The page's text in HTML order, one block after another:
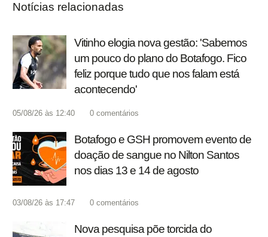
Notícias relacionadas
Vitinho elogia nova gestão: 'Sabemos
um pouco do plano do Botafogo. Fico
feliz porque tudo que nos falam está
acontecendo'
05/08/26 às 12:40 0 comentários
Botafogo e GSH promovem evento de
doação de sangue no Nilton Santos
nos dias 13 e 14 de agosto
03/08/26 às 17:47 0 comentários
Nova pesquisa põe torcida do